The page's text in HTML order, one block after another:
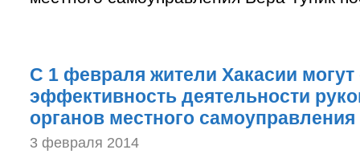
С 1 февраля жители Хакасии могут
эффективность деятельности
органов местного самоуправления
3 февраля 2014